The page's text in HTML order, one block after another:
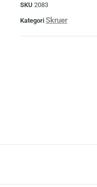
SKU 2083
Kategori Skruer